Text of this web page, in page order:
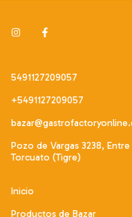
5491127209057
+5491127209057
Pozo de Vargas 3238,
Torcuato (Tigre)
Inicio
Productos de Bazar